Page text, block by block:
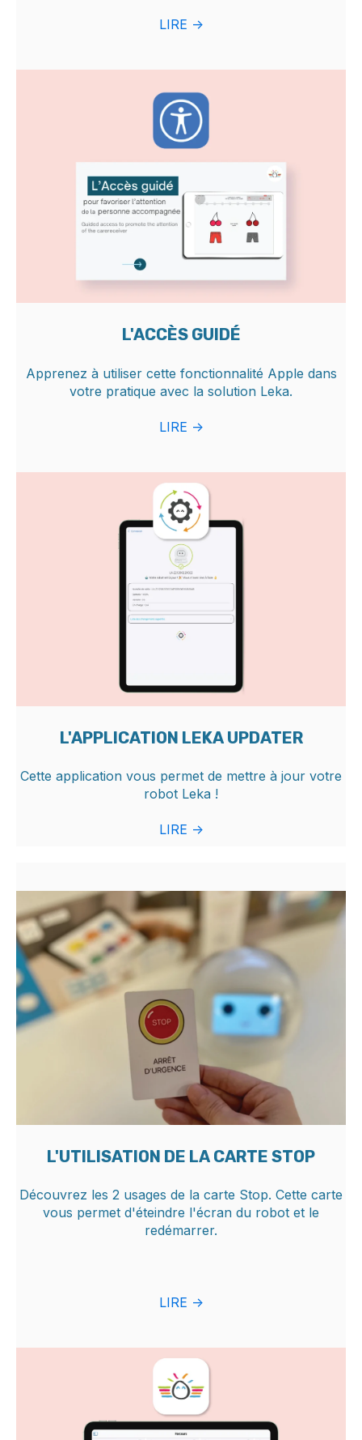
LIRE ->
L'ACCÈS GUIDÉ
Apprenez à utiliser cette fonctionnalité Apple dans
votre pratique avec la solution Leka.
LIRE ->
L'APPLICATION LEKA UPDATER
Cette application vous permet de mettre à jour votre
robot Leka !
LIRE ->
L'UTILISATION DE LA CARTE STOP
Découvrez les 2 usages de la carte Stop. Cette carte
vous permet d'éteindre l'écran du robot et le
redémarrer.
LIRE ->